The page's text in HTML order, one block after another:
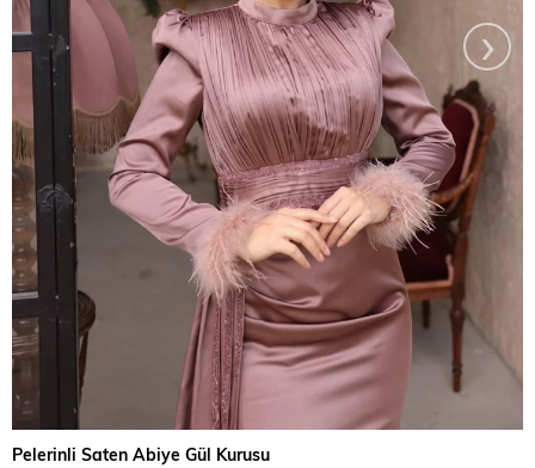
›
Pelerinli Saten Abiye Gül Kurusu